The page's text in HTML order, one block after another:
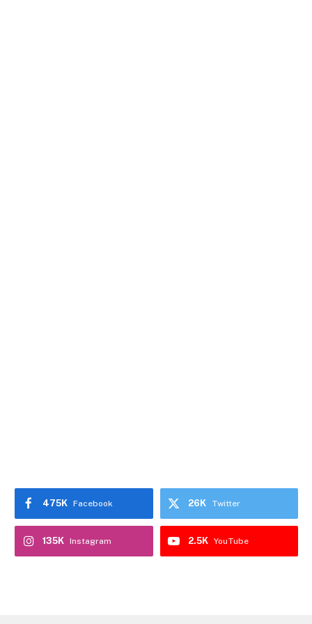
Facebook
475K Twitter
26K
Instagram
135K YouTube
2.5K